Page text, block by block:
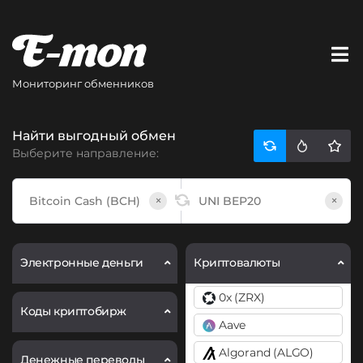
Мониторинг обменников
Найти выгодный обмен
Выберите направление:
× ×
Электронные деньги
Коды криптобирж
Денежные переводы
Криптовалюты
0x (ZRX)
Aave
Algorand (ALGO)